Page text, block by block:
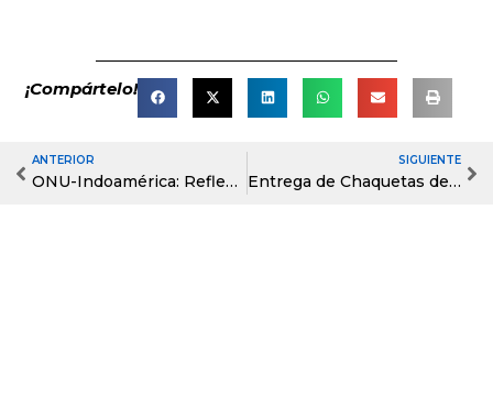
¡Compártelo!
Prev
ANTERIOR
ONU-Indoamérica: Reflexiones sobre el Cambio Climático y la Sostenibilidad
SIGUIENTE
Entrega de Chaquetas de Generación a Estudiantes de Tercero de Bachillerato